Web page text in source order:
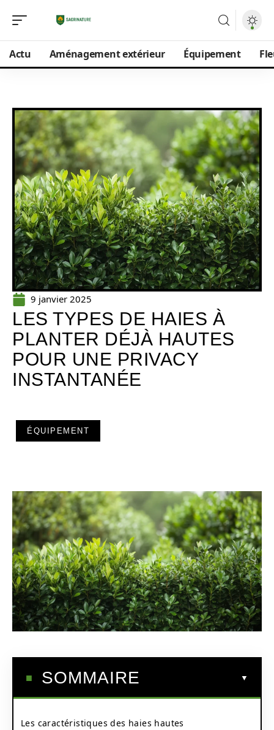
Actu Aménagement extérieur Équipement
9 janvier 2025
LES TYPES DE HAIES À
PLANTER DÉJÀ HAUTES
POUR UNE PRIVACY
INSTANTANÉE
ÉQUIPEMENT
SOMMAIRE
Les caractéristiques des haies hautes